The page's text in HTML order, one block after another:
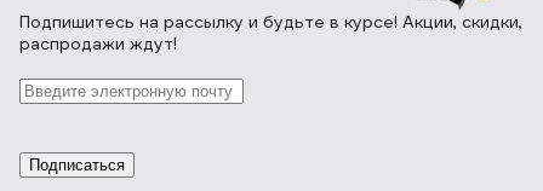
2400
Шагинуров Урал
Мощь
Подпишитесь на рассылку и будьте в курсе! Акции, скидки,
распродажи ждут!
Подписаться